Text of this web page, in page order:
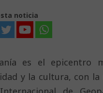
noticia
es el epicentro
y la cultura, con la